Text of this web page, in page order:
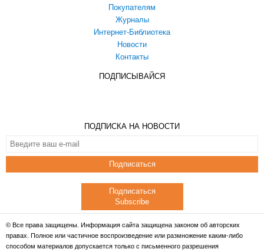
Покупателям
Журналы
Интернет-Библиотека
Новости
Контакты
ПОДПИСЫВАЙСЯ
ПОДПИСКА НА НОВОСТИ
Подписаться
Подписаться
Subscribe
© Все права защищены. Информация сайта защищена законом об авторских
правах. Полное или частичное воспроизведение или размножение каким-либо
способом материалов допускается только с письменного разрешения